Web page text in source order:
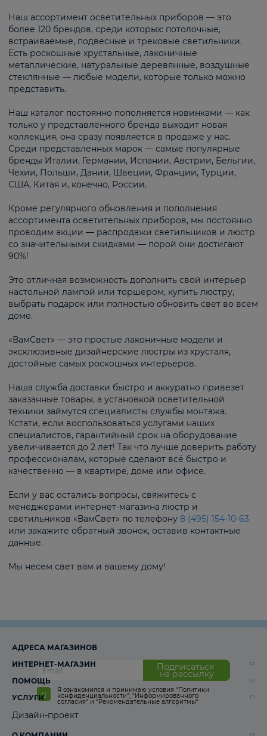
Наш ассортимент осветительных приборов — это
более 120 брендов, среди которых: потолочные,
встраиваемые, подвесные и трековые светильники.
Есть роскошные хрустальные, лаконичные
металлические, натуральные деревянные, воздушные
стеклянные — любые модели, которые только можно
представить.
Наш каталог постоянно пополняется новинками — как
только у представленного бренда выходит новая
коллекция, она сразу появляется в продаже у нас.
Среди представленных марок — самые популярные
бренды Италии, Германии, Испании, Австрии, Бельгии,
Чехии, Польши, Дании, Швеции, Франции, Турции,
США, Китая и, конечно, России.
Кроме регулярного обновления и пополнения
ассортимента осветительных приборов, мы постоянно
проводим акции — распродажи светильников и люстр
со значительными скидками — порой они достигают
90%!
Это отличная возможность дополнить свой интерьер
настольной лампой или торшером, купить люстру,
выбрать подарок или полностью обновить свет во всем
доме.
«ВамСвет» — это простые лаконичные модели и
эксклюзивные дизайнерские люстры из хрусталя,
достойные самых роскошных интерьеров.
Наша служба доставки быстро и аккуратно привезет
заказанные товары, а установкой осветительной
техники займутся специалисты службы монтажа.
Кстати, если воспользоваться услугами наших
специалистов, гарантийный срок на оборудование
увеличивается до 2 лет! Так что лучше доверить работу
профессионалам, которые сделают всё быстро и
качественно — в квартире, доме или офисе.
Если у вас остались вопросы, свяжитесь с
менеджерами интернет-магазина люстр и
светильников «ВамСвет» по телефону 8 (495) 154-10-63
или закажите обратный звонок, оставив контактные
данные.
Мы несем свет вам и вашему дому!
Подписаться
на рассылку
Я ознакомился и принимаю условия “Политики
конфиденциальности”, “Информированного
согласия“ и “Рекомендательные алгоритмы“
АДРЕСА МАГАЗИНОВ
ИНТЕРНЕТ-МАГАЗИН
ПОМОЩЬ
УСЛУГИ
Дизайн-проект